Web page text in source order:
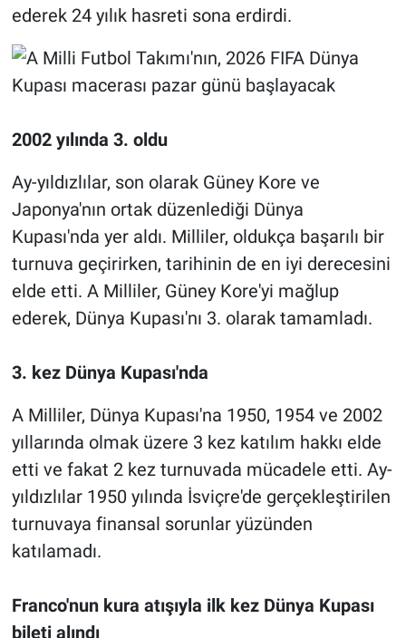
ederek 24 yılık hasreti sona erdirdi.
2002 yılında 3. oldu
Ay-yıldızlılar, son olarak Güney Kore ve
Japonya'nın ortak düzenlediği Dünya
Kupası'nda yer aldı. Milliler, oldukça başarılı bir
turnuva geçirirken, tarihinin de en iyi derecesini
elde etti. A Milliler, Güney Kore'yi mağlup
ederek, Dünya Kupası'nı 3. olarak tamamladı.
3. kez Dünya Kupası'nda
A Milliler, Dünya Kupası'na 1950, 1954 ve 2002
yıllarında olmak üzere 3 kez katılım hakkı elde
etti ve fakat 2 kez turnuvada mücadele etti. Ay-
yıldızlılar 1950 yılında İsviçre'de gerçekleştirilen
turnuvaya finansal sorunlar yüzünden
katılamadı.
Franco'nun kura atışıyla ilk kez Dünya Kupası
bileti alındı